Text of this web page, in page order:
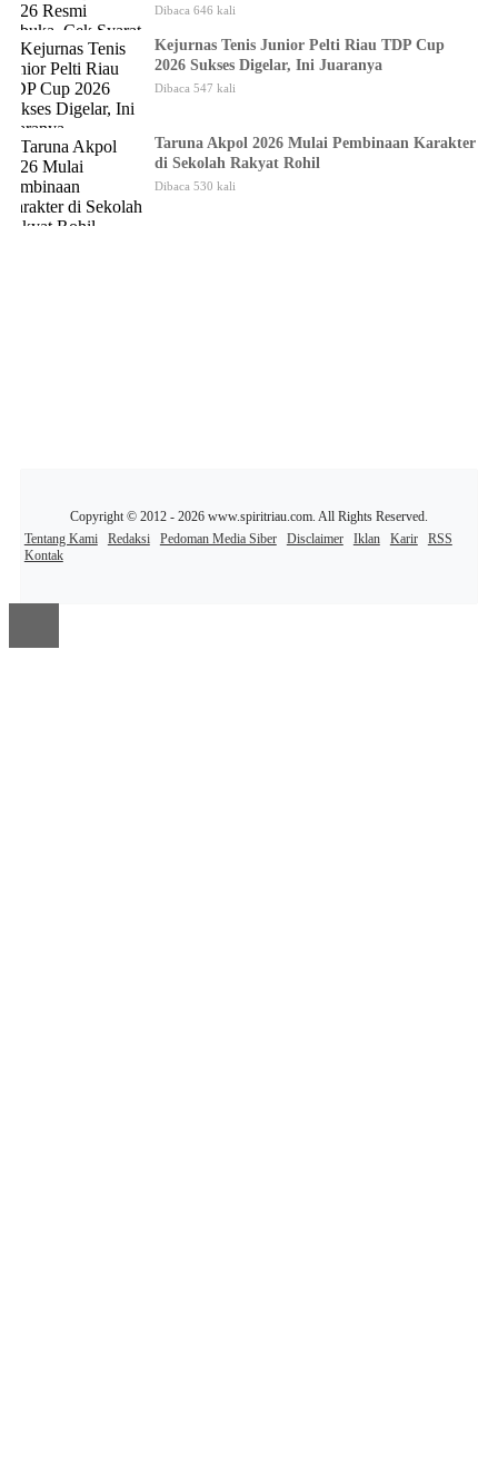
Dibaca 646 kali
Kejurnas Tenis Junior Pelti Riau TDP Cup
2026 Sukses Digelar, Ini Juaranya
Dibaca 547 kali
Taruna Akpol 2026 Mulai Pembinaan Karakter
di Sekolah Rakyat Rohil
Dibaca 530 kali
Copyright © 2012 - 2026 www.spiritriau.com. All Rights Reserved.
Tentang Kami
Redaksi Pedoman Media Siber Disclaimer Iklan Karir
RSS
Kontak